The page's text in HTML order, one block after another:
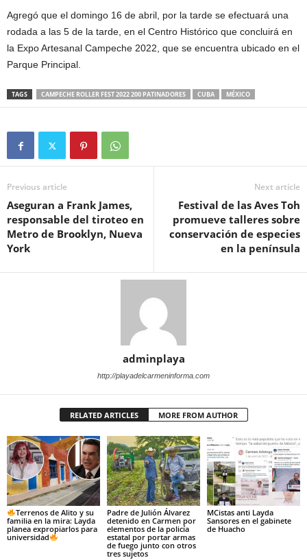
Agregó que el domingo 16 de abril, por la tarde se efectuará una
rodada a las 5 de la tarde, en el Centro Histórico que concluirá en
la Expo Artesanal Campeche 2022, que se encuentra ubicado en el
Parque Principal.
TAGS CAMPECHE ROLLER FEST 2022 200 PATINADORES CUBA MÉXICO
Previous article
Aseguran a Frank James,
responsable del tiroteo en
Metro de Brooklyn, Nueva
York
Next article
Festival de las Aves Toh
promueve talleres sobre
conservación de especies
en la península
adminplaya
http://playadelcarmeninforma.com
RELATED ARTICLES MORE FROM AUTHOR
Terrenos de Alito y su
familia en la mira: Layda
planea expropiarlos para
universidad
Padre de Julión Álvarez
detenido en Carmen por
elementos de la policía
estatal por portar armas
de fuego junto con otros
tres sujetos
MCistas anti Layda
Sansores en el gabinete
de Huacho